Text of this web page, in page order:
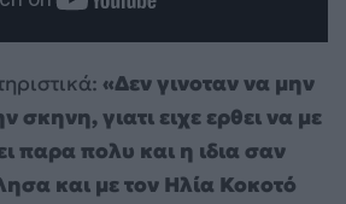
«Δεν γινοταν να μην
σκηνη, γιατι ειχε ερθει να με
παρα πολυ και η ιδια σαν
και με τον Ηλία Κοκοτό